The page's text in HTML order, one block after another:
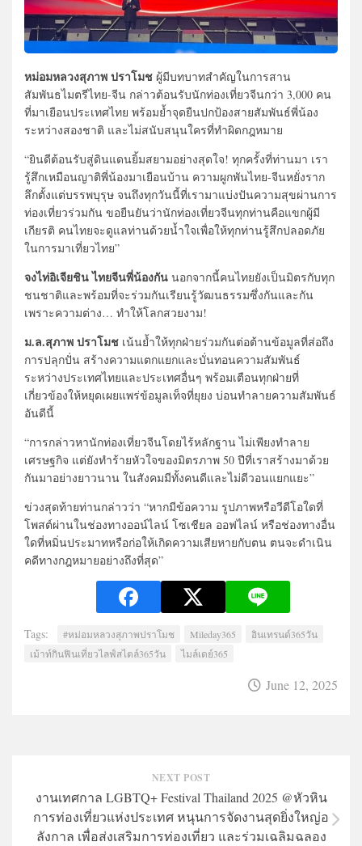
หม่อมหลวงสุภาพ ปราโมช ผู้มีบทบาทสำคัญในการสาน
สัมพันธไมตรีไทย-จีน กล่าวต้อนรับนักท่องเที่ยวจีนกว่า 3,000 คน
ที่มาเยือนประเทศไทย พร้อมย้ำจุดยืนปกป้องสายสัมพันธ์พี่น้อง
ระหว่างสองชาติ และไม่สนับสนุนใครที่ทำผิดกฎหมาย
“ยินดีต้อนรับสู่ดินแดนยิ้มสยามอย่างสุดใจ! ทุกครั้งที่ท่านมา เรา
รู้สึกเหมือนญาติพี่น้องมาเยือนบ้าน ความผูกพันไทย-จีนหยั่งราก
ลึกตั้งแต่บรรพบุรุษ จนถึงทุกวันนี้ที่เรามาแบ่งปันความสุขผ่านการ
ท่องเที่ยวร่วมกัน ขอยืนยันว่านักท่องเที่ยวจีนทุกท่านคือแขกผู้มี
เกียรติ คนไทยจะดูแลท่านด้วยน้ำใจเพื่อให้ทุกท่านรู้สึกปลอดภัย
ในการมาเที่ยวไทย”
จงไท่อิเจียชิน ไทยจีนพี่น้องกัน นอกจากนี้คนไทยยังเป็นมิตรกับทุก
ชนชาติและพร้อมที่จะร่วมกันเรียนรู้วัฒนธรรมซึ่งกันและกัน
เพราะความต่าง… ทำให้โลกสวยงาม!
ม.ล.สุภาพ ปราโมช เน้นย้ำให้ทุกฝ่ายร่วมกันต่อต้านข้อมูลที่ส่อถึง
การปลุกปั่น สร้างความแตกแยกและบั่นทอนความสัมพันธ์
ระหว่างประเทศไทยและประเทศอื่นๆ พร้อมเตือนทุกฝ่ายที่
เกี่ยวข้องให้หยุดเผยแพร่ข้อมูลเท็จที่ยุยง บ่อนทำลายความสัมพันธ์
อันดีนี้
“การกล่าวหานักท่องเที่ยวจีนโดยไร้หลักฐาน ไม่เพียงทำลาย
เศรษฐกิจ แต่ยังทำร้ายหัวใจของมิตรภาพ 50 ปีที่เราสร้างมาด้วย
กันมาอย่างยาวนาน ในสังคมมีทั้งคนดีและไม่ดีวอนแยกแยะ”
ข่วงสุดท้ายท่านกล่าวว่า “หากมีข้อความ รูปภาพหรือวีดีโอใดที่
โพสต์ผ่านในช่องทางออน์ไลน์ โซเชียล ออฟไลน์ หรือช่องทางอื่น
ใดที่หมิ่นประมาทหรือก่อให้เกิดความเสียหายกับตน ตนจะดำเนิน
คดีทางกฎหมายอย่างถึงที่สุด”
Tags: #หม่อมหลวงสุภาพปราโมช Mileday365
อินเทรนด์365วัน
เม้าท์กินฟินเที่ยวไลฟ์สไตล์365วัน
ไมล์เดย์365
June 12, 2025
NEXT POST
งานเทศกาล LGBTQ+ Festival Thailand 2025 @หัวหิน
การท่องเที่ยวแห่งประเทศ หนุนการจัดงานสุดยิ่งใหญ่อ
ลังกาล เพื่อส่งเสริมการท่องเที่ยว และร่วมเฉลิมฉลอง